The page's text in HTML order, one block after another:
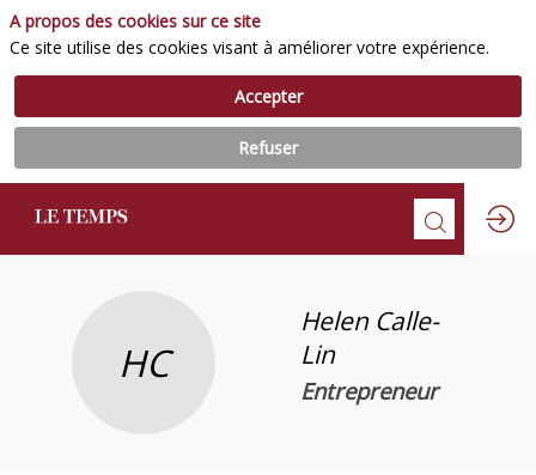
HC
Helen Calle-
Lin
Entrepreneur
A propos des cookies sur ce site
Ce site utilise des cookies visant à améliorer votre expérience.
Accepter
Refuser